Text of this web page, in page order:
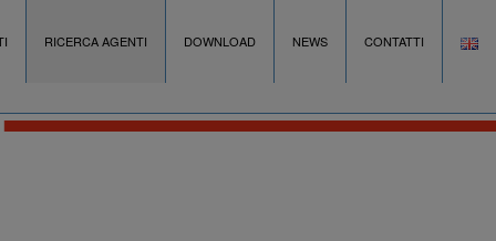
RICERCA AGENTI DOWNLOAD NEWS CONTATTI